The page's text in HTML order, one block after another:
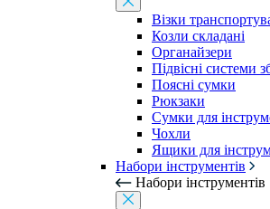
Візки
Козли складані
Органайзери
Підвісні системи
Поясні сумки
Рюкзаки
Сумки для
Чохли
Ящики для
Набори інструментів
Набори інструментів